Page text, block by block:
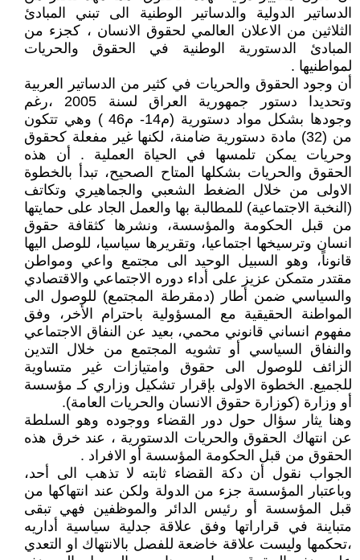
الدساتير الدولية والدساتير الوطنية الى تبني المبادئ
الثلاثين من الاعلان العالمي لحقوق الانسان ، كجزء من
المبادئ الدستورية الوطنية في الحقوق والحريات
لمواطنيها .
أن وجود الحقوق والحريات في كثير من الدساتير العربية
وتحديدا دستور جمهورية العراق لسنة 2005 ،رغم
وجودها بشكل مواد دستورية (م14- م46 ) وهي تتكون
من (32) مادة دستورية ضامنة، لكنها غير مفعلة كحقوق
وحريات يمكن تلمسها في الحياة العملية . أن هذه
الحقوق والحريات بشكلها المتاح الصحيح، تبدأ بالخطوة
الاولى من خلال الضغط الشعبي والجماهيري وتكاتف
(النخبة الاجتماعية) للمطالبة بها والعمل الجاد على حمايتها
من قبل الحكومة والمؤسسة، ونشرها كثقافة حقوق
انسان وترسيخها اجتماعيا، وتقريرها سياسيا، للوصل اليها
قانوناً، وهو السبيل الوحيد الى مجتمع واعي ومواطن
مقتدر متمكن عزيز على أداء دوره الاجتماعي والاقتصادي
والسياسي ضمن أطار (دمقرطة المجتمع) للوصول الى
المواطنة الحقيقية مع المسؤولية باحترام الأخر، وفق
مفهوم انساني قانوني محمي، بعيد عن النفاق الاجتماعي
والنفاق السياسي أو تشويه المجتمع من خلال التدين
الزائف للوصول الى حقوق وامتيازات غير متساوية
للجميع. الخطوة الاولى بإقرار تشكيل وزاري كـ مؤسسة
أو وزارة (كوزارة حقوق الانسان والحريات العامة).
وهنا يثار سؤال حول دور القضاء ووجوده وهو السلطة
عن انتهاك الحقوق والحريات الدستورية ، عند خرق هذه
الحقوق من قبل الحكومة المؤسسة أو الافراد .
الجواب نقول أن دكة القضاء ثابته لا تذهب الى أحد،
وباعتبار المؤسسة جزء من الدولة ولكن عند انتهاكها من
قبل المؤسسة أو رئيس الدائر والموظفين فهي تبقى
متباينة في قراراتها وفق علاقة جدلية سياسية أداريه
،تحكمها وليست علاقة خاضعة للفصل بالانتهاك او التعدي